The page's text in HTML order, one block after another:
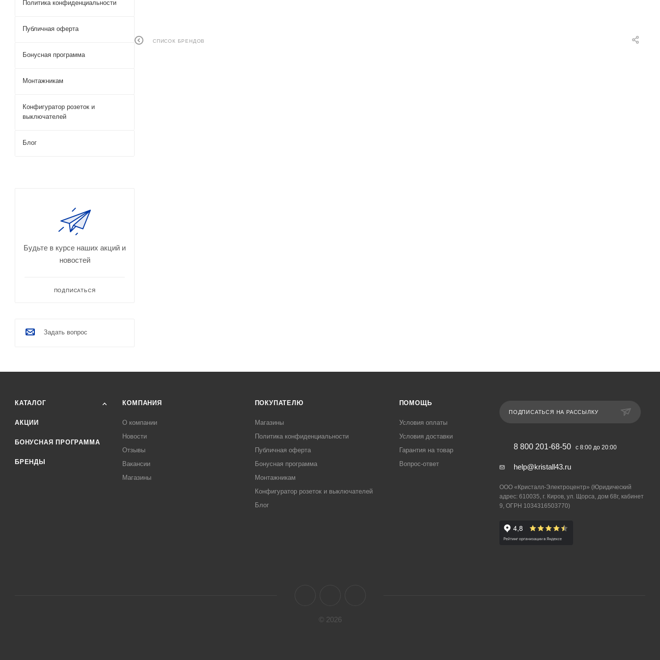
СПИСОК БРЕНДОВ
Политика конфиденциальности
Публичная оферта
Бонусная программа
Монтажникам
Конфигуратор розеток и
выключателей
Блог
Будьте в курсе наших акций и
новостей
ПОДПИСАТЬСЯ
Задать вопрос
КАТАЛОГ
АКЦИИ
БОНУСНАЯ ПРОГРАММА
БРЕНДЫ
КОМПАНИЯ
О компании
Новости
Отзывы
Вакансии
Магазины
ПОКУПАТЕЛЮ
Магазины
Политика конфиденциальности
Публичная оферта
Бонусная программа
Монтажникам
Конфигуратор розеток и выключателей
Блог
ПОМОЩЬ
Условия оплаты
Условия доставки
Гарантия на товар
Вопрос-ответ
ПОДПИСАТЬСЯ НА РАССЫЛКУ
8 800 201-68-50 с 8:00 до 20:00
help@kristall43.ru
ООО «Кристалл-Электроцентр» (Юридический
адрес: 610035, г. Киров, ул. Щорса, дом 68г, кабинет
9, ОГРН 1034316503770)
© 2026